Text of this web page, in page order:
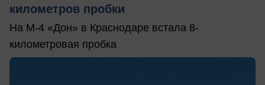
километров пробки
На М-4 «Дон» в Краснодаре встала 8-
километровая пробка